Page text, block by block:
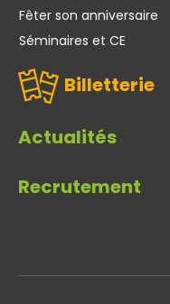
Fêter son anniversaire
Séminaires et CE
Billetterie
Actualités
Recrutement